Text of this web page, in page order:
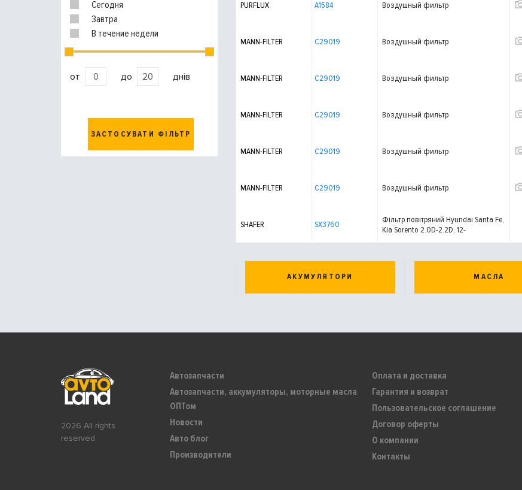
Сегодня
Завтра
В течение недели
от до днів
ЗАСТОСУВАТИ ФІЛЬТР
PURFLUX A1584 Воздушный фильтр
MANN-FILTER C29019 Воздушный фильтр
MANN-FILTER C29019 Воздушный фильтр
MANN-FILTER C29019 Воздушный фильтр
MANN-FILTER C29019 Воздушный фильтр
MANN-FILTER C29019 Воздушный фильтр
SHAFER SX3760
Фільтр повітряний Hyundai Santa Fe,
Kia Sorento 2.0D-2.2D, 12-
АКУМУЛЯТОРИ МАСЛА
2026 All rights
reserved
Автозапчасти
Автозапчасти, аккумуляторы, моторные масла
ОПТом
Новости
Авто блог
Производители
Оплата и доставка
Гарантия и возврат
Пользовательское соглашение
Договор оферты
О компании
Контакты